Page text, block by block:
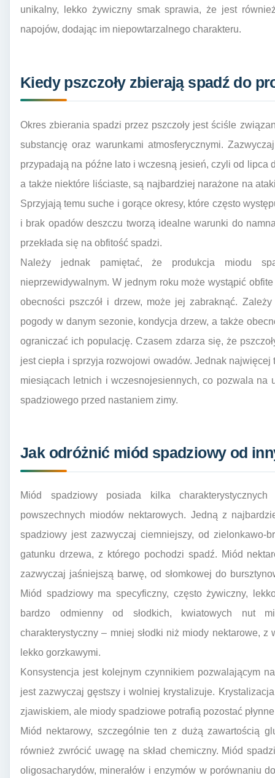
unikalny, lekko żywiczny smak sprawia, że jest
napojów, dodając im niepowtarzalnego charakteru.
Kiedy pszczoły zbierają spadź do
Okres zbierania spadzi przez pszczoły jest ściśle
substancję oraz warunkami atmosferycznymi.
przypadają na późne lato i wczesną jesień, czyli od lipca
a także niektóre liściaste, są najbardziej narażone na
Sprzyjają temu suche i gorące okresy, które często
i brak opadów deszczu tworzą idealne warunki do
przekłada się na obfitość spadzi.
Należy jednak pamiętać, że produkcja miodu
nieprzewidywalnym. W jednym roku może wystąpić
obecności pszczół i drzew, może jej zabraknąć.
pogody w danym sezonie, kondycja drzew, a także
ograniczać ich populację. Czasem zdarza się, że
jest ciepła i sprzyja rozwojowi owadów. Jednak
miesiącach letnich i wczesnojesiennych, co pozwala na
spadziowego przed nastaniem zimy.
Jak odróżnić miód spadziowy od
Miód spadziowy posiada kilka
powszechnych miodów nektarowych. Jedną z
spadziowy jest zazwyczaj ciemniejszy, od zielonkawo-
gatunku drzewa, z którego pochodzi spadź. Miód
zazwyczaj jaśniejszą barwę, od słomkowej do
Miód spadziowy ma specyficzny, często żywiczny,
bardzo odmienny od słodkich, kwiatowych nut
charakterystyczny – mniej słodki niż miody nektarowe,
lekko gorzkawymi.
Konsystencja jest kolejnym czynnikiem pozwalającym
jest zazwyczaj gęstszy i wolniej krystalizuje.
zjawiskiem, ale miody spadziowe potrafią pozostać
Miód nektarowy, szczególnie ten z dużą zawartością
również zwrócić uwagę na skład chemiczny. Miód
oligosacharydów, minerałów i enzymów w porównaniu